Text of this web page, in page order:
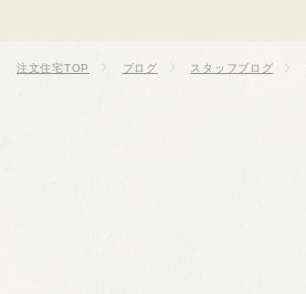
注文住宅TOP ブログ スタッフブログ